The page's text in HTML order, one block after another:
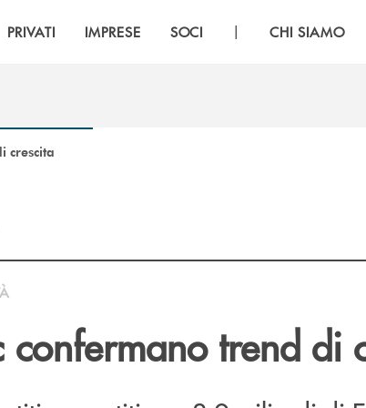
PRIVATI IMPRESE SOCI | CHI SIAMO
crescita
confermano trend di